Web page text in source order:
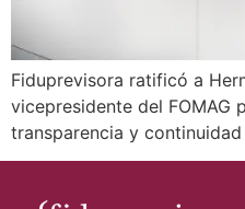
Fiduprevisora ratificó a
vicepresidente del FOMAG
transparencia y